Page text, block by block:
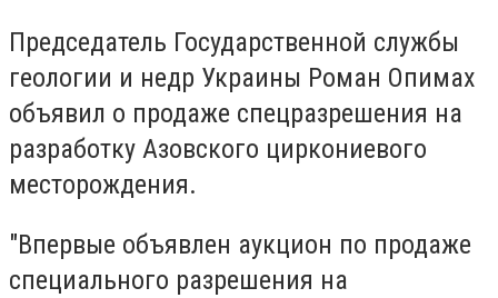
Председатель Государственной службы
геологии и недр Украины Роман Опимах
объявил о продаже спецразрешения на
разработку Азовского циркониевого
месторождения.
"Впервые объявлен аукцион по продаже
специального разрешения на